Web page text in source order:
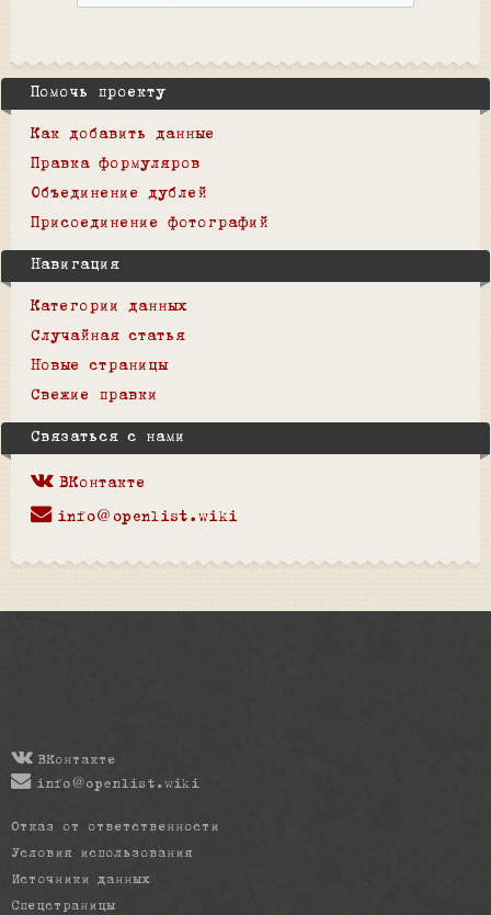
Помочь проекту
Как добавить данные
Правка формуляров
Объединение дублей
Присоединение фотографий
Навигация
Категории данных
Случайная статья
Новые страницы
Свежие правки
Связаться с нами
ВКонтакте
info@openlist.wiki
ВКонтакте
info@openlist.wiki
Отказ от ответственности
Условия использования
Источники данных
Спецстраницы